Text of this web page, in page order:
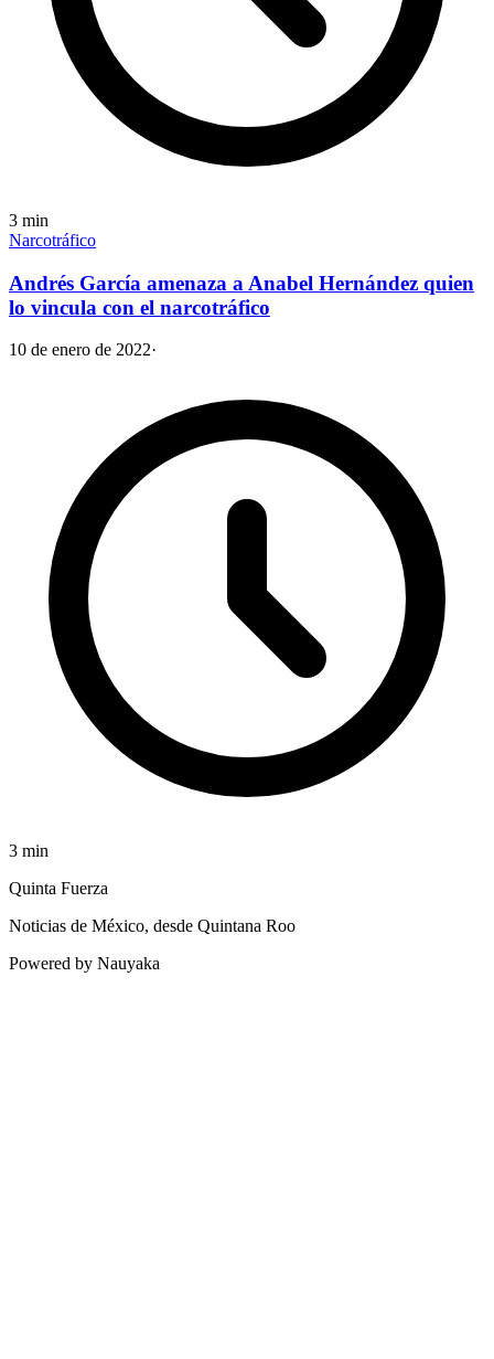
3 min
Narcotráfico
Andrés García amenaza a Anabel Hernández quien
lo vincula con el narcotráfico
10 de enero de 2022·
3 min
Quinta Fuerza
Noticias de México, desde Quintana Roo
Powered by Nauyaka